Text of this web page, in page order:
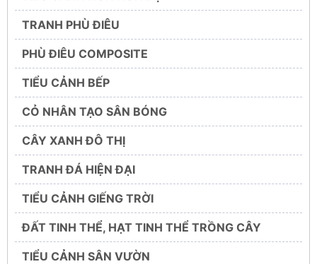
TRANH PHÙ ĐIÊU
PHÙ ĐIÊU COMPOSITE
TIỂU CẢNH BẾP
CỎ NHÂN TẠO SÂN BÓNG
CÂY XANH ĐÔ THỊ
TRANH ĐÁ HIỆN ĐẠI
TIỂU CẢNH GIẾNG TRỜI
ĐẤT TINH THỂ, HẠT TINH THỂ TRỒNG CÂY
TIỂU CẢNH SÂN VƯỜN